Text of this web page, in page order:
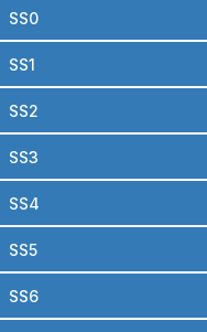
SS0
SS1
SS2
SS3
SS4
SS5
SS6